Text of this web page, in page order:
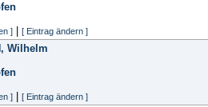
] [ Eintrag ändern ]
Wilhelm
] [ Eintrag ändern ]